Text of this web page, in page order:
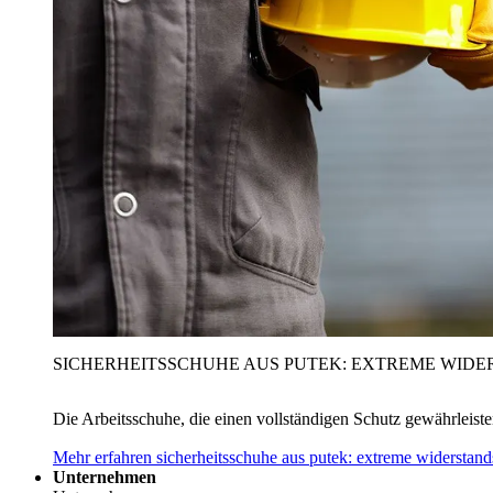
SICHERHEITSSCHUHE AUS PUTEK: EXTREME
Die Arbeitsschuhe, die einen vollständigen Schutz
Mehr erfahren sicherheitsschuhe aus putek: extreme
Unternehmen